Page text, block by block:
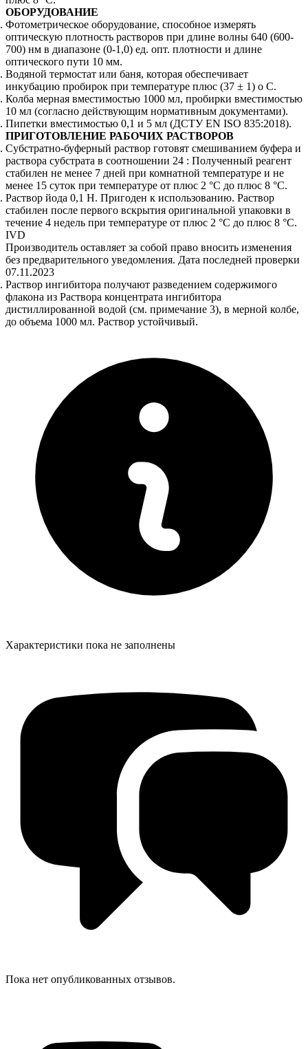
ОБОРУДОВАНИЕ
Фотометрическое оборудование, способное измерять
оптическую плотность растворов при длине волны 640 (600-
700) нм в диапазоне (0-1,0) ед. опт. плотности и длине
оптического пути 10 мм.
Водяной термостат или баня, которая обеспечивает
инкубацию пробирок при температуре плюс (37 ± 1) о С.
Колба мерная вместимостью 1000 мл, пробирки вместимостью
10 мл (согласно действующим нормативным документами).
Пипетки вместимостью 0,1 и 5 мл (ДСТУ EN ISO 835:2018).
ПРИГОТОВЛЕНИЕ РАБОЧИХ РАСТВОРОВ
Субстратно-буферный раствор готовят смешиванием буфера и
раствора субстрата в соотношении 24 : Полученный реагент
стабилен не менее 7 дней при комнатной температуре и не
менее 15 суток при температуре от плюс 2 °С до плюс 8 °С.
Раствор йода 0,1 Н. Пригоден к использованию. Раствор
стабилен после первого вскрытия оригинальной упаковки в
течение 4 недель при температуре от плюс 2 °С до плюс 8 °С.
IVD
Производитель оставляет за собой право вносить изменения
без предварительного уведомления. Дата последней проверки
07.11.2023
Раствор ингибитора получают разведением содержимого
флакона из Раствора концентрата ингибитора
дистиллированной водой (см. примечание 3), в мерной колбе,
до объема 1000 мл. Раствор устойчивый.
Характеристики пока не заполнены
Пока нет опубликованных отзывов.